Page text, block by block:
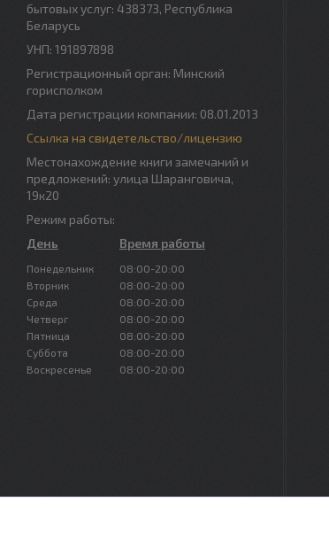
бытовых услуг: 438373, Республика
Беларусь
УНП: 191897898
Регистрационный орган: Минский
горисполком
Дата регистрации компании: 08.01.2013
Ссылка на свидетельство/лицензию
Местонахождение книги замечаний и
предложений: улица Шаранговича,
19к20
Режим работы:
День
Время работы
Понедельник
08:00-20:00
Вторник
08:00-20:00
Среда
08:00-20:00
Четверг
08:00-20:00
Пятница
08:00-20:00
Суббота
08:00-20:00
Воскресенье
08:00-20:00